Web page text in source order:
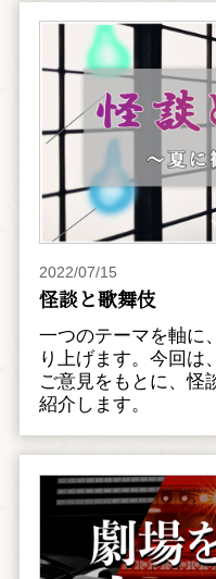
2022/07/15
怪談と歌舞伎
一つのテーマを軸に
り上げます。今回は
ご意見をもとに、怪
紹介します。